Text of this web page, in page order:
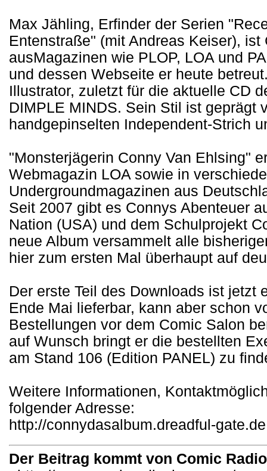
Max Jähling, Erfinder der Serien
Entenstraße" (mit Andreas Keiser),
ausMagazinen wie PLOP, LOA und
und dessen Webseite er heute
Illustrator, zuletzt für die aktuelle CD
DIMPLE MINDS. Sein Stil ist geprägt
handgepinselten Independent-Strich
"Monsterjägerin Conny Van Ehlsing"
Webmagazin LOA sowie in
Undergroundmagazinen aus
Seit 2007 gibt es Connys Abenteuer
Nation (USA) und dem Schulprojekt
neue Album versammelt alle
hier zum ersten Mal überhaupt auf
Der erste Teil des Downloads ist jetzt
Ende Mai lieferbar, kann aber schon
Bestellungen vor dem Comic Salon
auf Wunsch bringt er die bestellten
am Stand 106 (Edition PANEL) zu
Weitere Informationen,
folgender Adresse:
http://connydasalbum.dreadful-gate.de
Der Beitrag kommt von Comic